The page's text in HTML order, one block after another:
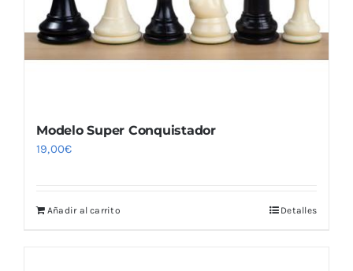
Modelo Super Conquistador
19,00€
Añadir al carrito Detalles